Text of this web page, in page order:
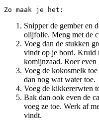
Zo maak je het:
Snipper de gember en
olijfolie. Meng met de
Voeg dan de stukken
vindt op je bord. Kruid
komijnzaad. Roer even
Voeg de kokosmelk
dan nog wat water toe.
Voeg de kikkererwten
Bak dan ook even de
voeg ze toe. Werk af
vindt.